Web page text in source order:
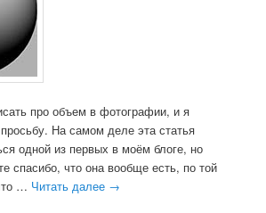
про объем в фотографии, и я
На самом деле эта статья
одной из первых в моём блоге, но
спасибо, что она вообще есть, по той
… Читать далее →